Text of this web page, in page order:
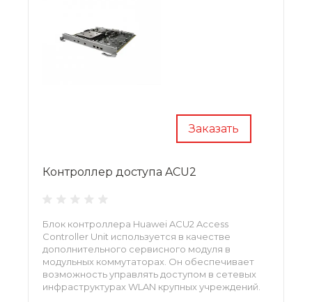
Заказать
Контроллер доступа ACU2
Блок контроллера Huawei ACU2 Access
Controller Unit используется в качестве
дополнительного сервисного модуля в
модульных коммутаторах. Он обеспечивает
возможность управлять доступом в сетевых
инфраструктурах WLAN крупных учреждений.